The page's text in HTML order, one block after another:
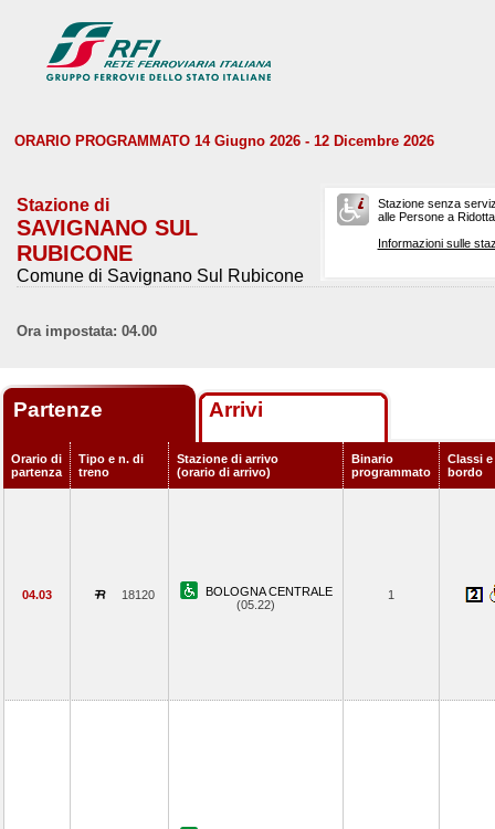
ORARIO PROGRAMMATO 14 Giugno 2026 - 12 Dicembre 2026
Stazione di
SAVIGNANO SUL
RUBICONE
Comune di Savignano Sul Rubicone
Stazione senza
alle Persone a
Informazioni sulle
Ora impostata: 04.00
Partenze Arrivi
Orario di
partenza
Tipo e n. di
treno
Stazione di arrivo
(orario di arrivo)
Binario
programmato
Classi
bordo
04.03 18120
BOLOGNA CENTRALE
(05.22)
1